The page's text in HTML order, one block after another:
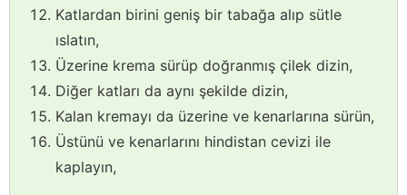
Katlardan birini geniş bir tabağa alıp sütle
ıslatın,
Üzerine krema sürüp doğranmış çilek dizin,
Diğer katları da aynı şekilde dizin,
Kalan kremayı da üzerine ve kenarlarına sürün,
Üstünü ve kenarlarını hindistan cevizi ile
kaplayın,